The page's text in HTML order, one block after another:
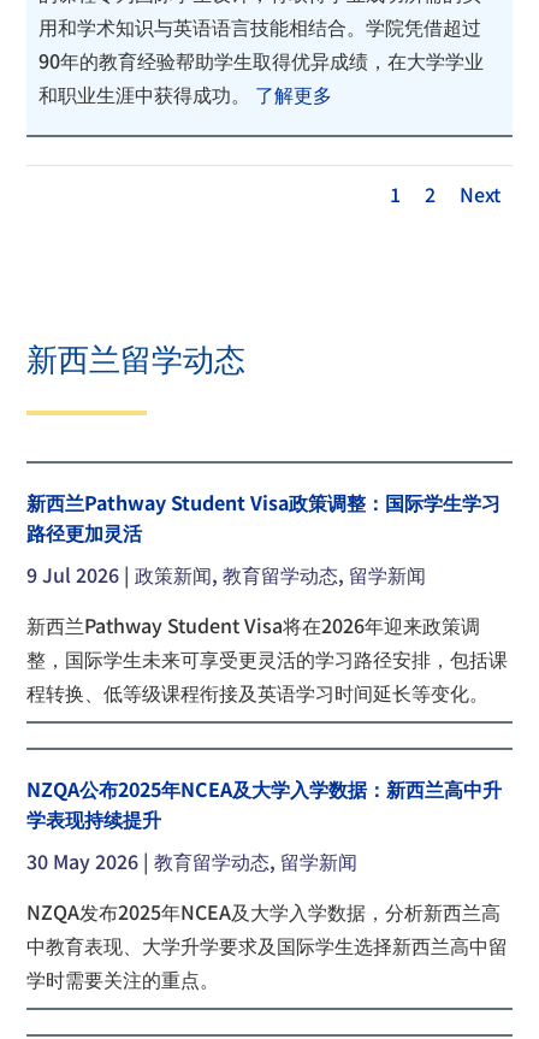
用和学术知识与英语语言技能相结合。学院凭借超过
90年的教育经验帮助学生取得优异成绩，在大学学业
和职业生涯中获得成功。 了解更多
1 2 Next
新西兰留学动态
新西兰Pathway Student Visa政策调整：国际学生学习
路径更加灵活
9 Jul 2026 |政策新闻,教育留学动态, 留学新闻
新西兰Pathway Student Visa将在2026年迎来政策调
整，国际学生未来可享受更灵活的学习路径安排，包括课
程转换、低等级课程衔接及英语学习时间延长等变化。
NZQA公布2025年NCEA及大学入学数据：新西兰高中升
学表现持续提升
30 May 2026 |教育留学动态, 留学新闻
NZQA发布2025年NCEA及大学入学数据，分析新西兰高
中教育表现、大学升学要求及国际学生选择新西兰高中留
学时需要关注的重点。